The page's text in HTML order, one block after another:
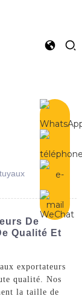
De
Qualité Et
exportateurs
qualité. Nos
la taille de